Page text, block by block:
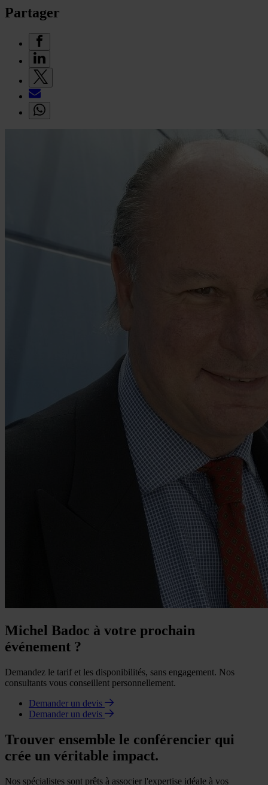
Partager
Michel Badoc à votre prochain
événement ?
Demandez le tarif et les disponibilités, sans engagement. Nos
consultants vous conseillent personnellement.
Demander un devis
Demander un devis
Trouver ensemble le conférencier qui
crée un véritable impact.
Nos spécialistes sont prêts à associer l'expertise idéale à vos